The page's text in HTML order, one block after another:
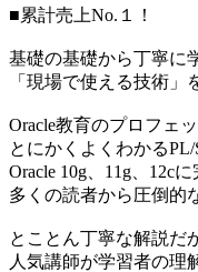
■累計売上No.１！
基礎の基礎から丁寧に
「現場で使える技術」
Oracle教育のプロフェ
とにかくよくわかるPL/
Oracle 10g、11g、12c
多くの読者から圧倒的
とことん丁寧な解説だ
人気講師が学習者の理